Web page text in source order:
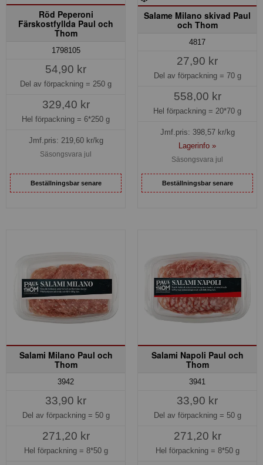
Röd Peperoni
Färskostfyllda Paul och
Thom
1798105
54,90 kr
Del av förpackning = 250 g
329,40 kr
Hel förpackning = 6*250 g
Jmf.pris: 219,60kr/kg
Säsongsvara jul
Beställningsbar senare
Salame Milano skivad Paul
och Thom
4817
27,90 kr
Del av förpackning = 70 g
558,00 kr
Hel förpackning = 20*70 g
Jmf.pris: 398,57kr/kg
Lagerinfo »
Säsongsvara jul
Beställningsbar senare
Salami Milano Paul och
Thom
3942
33,90 kr
Del av förpackning = 50 g
271,20 kr
Hel förpackning = 8*50 g
Salami Napoli Paul och
Thom
3941
33,90 kr
Del av förpackning = 50 g
271,20 kr
Hel förpackning = 8*50 g